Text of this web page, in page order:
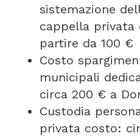
sistemazione
cappella privata
partire da 100 €
Costo
municipali
circa 200 € a
Custodia
privata costo: